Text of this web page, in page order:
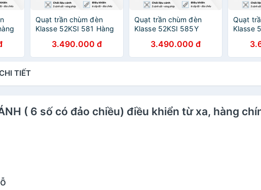
Quạt trần chùm đèn
Klasse 52KSI 581 Hàng
3.490.000 đ
Quạt trần chùm đèn
Klasse 52KSI 585Y
3.490.000 đ
Quạt
Klasse
TIẾT
( 6 số có đảo chiều) điều khiển từ xa, hàng